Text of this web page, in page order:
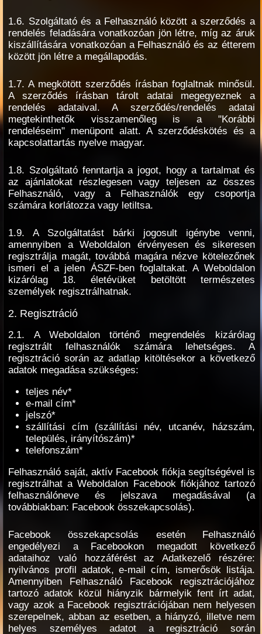
1.6. Szolgáltató és a Felhasználó között a szerződés a
rendelés feladására vonatkozóan jön létre, míg az áruk
kiszállítására vonatkozóan a Felhasználó és az étterem
között jön létre a megállapodás.
1.7. A megkötött szerződés írásban foglaltnak minősül.
A szerződés írásban tárolt adatai megegyeznek a
rendelés adataival. A szerződés/rendelés adatai
megtekinthetők visszamenőleg is a "Korábbi
rendeléseim" menüpont alatt. A szerződéskötés és a
kapcsolattartás nyelve magyar.
1.8. Szolgáltató fenntartja a jogot, hogy a tartalmat és
az ajánlatokat részlegesen vagy teljesen az összes
Felhasználó, vagy a Felhasználók egy csoportja
számára korlátozza vagy letiltsa.
1.9. A Szolgáltatást bárki jogosult igénybe venni,
amennyiben a Weboldalon érvényesen és sikeresen
regisztrálja magát, továbbá magára nézve kötelezőnek
ismeri el a jelen ÁSZF-ben foglaltakat. A Weboldalon
kizárólag 18. életévüket betöltött természetes
személyek regisztrálhatnak.
2. Regisztráció
2.1. A Weboldalon történő megrendelés kizárólag
regisztrált felhasználók számára lehetséges. A
regisztráció során az adatlap kitöltésekor a következő
adatok megadása szükséges:
teljes név*
e-mail cím*
jelszó*
szállítási cím (szállítási név, utcanév, házszám,
település, irányítószám)*
telefonszám*
Felhasználó saját, aktív Facebook fiókja segítségével is
regisztrálhat a Weboldalon Facebook fiókjához tartozó
felhasználóneve és jelszava megadásával (a
továbbiakban: Facebook összekapcsolás).
Facebook összekapcsolás esetén Felhasználó
engedélyezi a Facebookon megadott következő
adataihoz való hozzáférést az Adatkezelő részére:
nyilvános profil adatok, e-mail cím, ismerősök listája.
Amennyiben Felhasználó Facebook regisztrációjához
tartozó adatok közül hiányzik bármelyik fent írt adat,
vagy azok a Facebook regisztrációjában nem helyesen
szerepelnek, abban az esetben, a hiányzó, illetve nem
helyes személyes adatot a regisztráció során